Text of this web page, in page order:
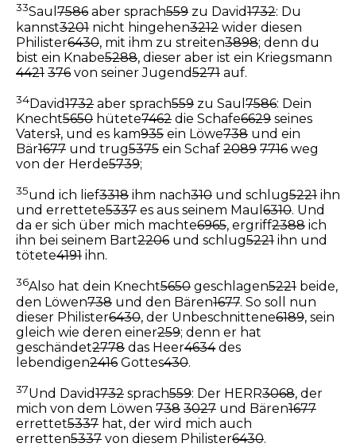
33Saul 7586 aber sprach559 zu David1732: Du
kannst3201 nicht hingehen3212 wider diesen
Philister6430, mit ihm zu streiten3898; denn du
bist ein Knabe5288, dieser aber ist ein Kriegsmann
4421 376 von seiner Jugend5271 auf.
34David1732 aber sprach559 zu Saul 7586: Dein
Knecht5650 hütete7462 die Schafe6629 seines
Vaters1, und es kam935 ein Löwe738 und ein
Bär1677 und trug5375 ein Schaf 2089 7716 weg
von der Herde5739;
35und ich lief3318 ihm nach310 und schlug5221 ihn
und errettete5337 es aus seinem Maul 6310. Und
da er sich über mich machte6965, ergriff2388 ich
ihn bei seinem Bart2206 und schlug5221 ihn und
tötete4191 ihn.
36Also hat dein Knecht5650 geschlagen5221 beide,
den Löwen738 und den Bären1677. So soll nun
dieser Philister6430, der Unbeschnittene6189, sein
gleich wie deren einer259; denn er hat
geschändet2778 das Heer4634des
lebendigen2416 Gottes430.
37Und David1732 sprach559: Der HERR3068, der
mich von dem Löwen 738 3027 und Bären1677
errettet5337 hat, der wird mich auch
erretten5337 von diesem Philister6430.